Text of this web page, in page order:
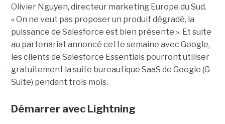
Olivier Nguyen, directeur marketing Europe du Sud.
« On ne veut pas proposer un produit dégradé, la
puissance de Salesforce est bien présente ». Et suite
au partenariat annoncé cette semaine avec Google,
les clients de Salesforce Essentials pourront utiliser
gratuitement la suite bureautique SaaS de Google (G
Suite) pendant trois mois.
Démarrer avec Lightning